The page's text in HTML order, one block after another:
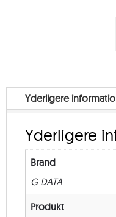
Yderligere
Yderligere
Brand
G DATA
Produkt